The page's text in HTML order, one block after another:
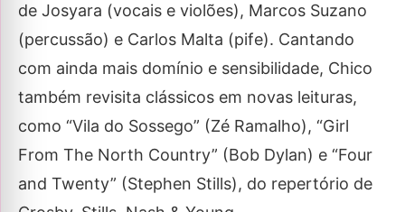
de Josyara (vocais e violões), Marcos Suzano
(percussão) e Carlos Malta (pife). Cantando
com ainda mais domínio e sensibilidade, Chico
também revisita clássicos em novas leituras,
como “Vila do Sossego” (Zé Ramalho), “Girl
From The North Country” (Bob Dylan) e “Four
and Twenty” (Stephen Stills), do repertório de